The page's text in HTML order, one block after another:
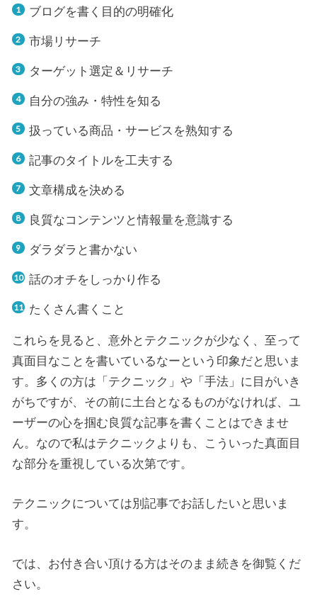
ブログを書く目的の明確化
市場リサーチ
ターゲット選定＆リサーチ
自分の強み・特性を知る
扱っている商品・サービスを熟知する
記事のタイトルを工夫する
文章構成を決める
良質なコンテンツと情報量を意識する
ダラダラと書かない
話のオチをしっかり作る
たくさん書くこと
これらを見ると、意外とテクニックが少なく、至って
真面目なことを書いているなーという印象だと思いま
す。多くの方は「テクニック」や「手法」に目がいき
がちですが、その前に土台となるものがなければ、ユ
ーザーの心を掴む良質な記事を書くことはできませ
ん。なので私はテクニックよりも、こういった真面目
な部分を重視している次第です。
テクニックについては別記事でお話したいと思いま
す。
では、お付き合い頂ける方はそのまま続きを御覧くだ
さい。